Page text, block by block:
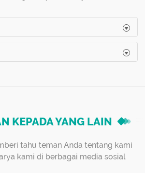
KEPADA YANG LAIN
tahu teman Anda tentang kami
kami di berbagai media sosial